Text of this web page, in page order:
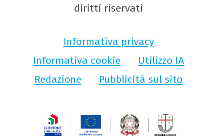
diritti riservati
Informativa privacy
Informativa cookie
Utilizzo IA
Redazione
Pubblicità sul sito